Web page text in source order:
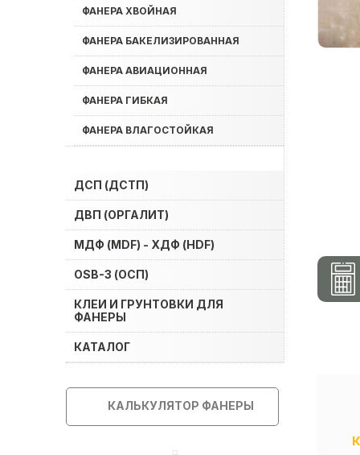
ФАНЕРА ХВОЙНАЯ
ФАНЕРА БАКЕЛИЗИРОВАННАЯ
ФАНЕРА АВИАЦИОННАЯ
ФАНЕРА ГИБКАЯ
ФАНЕРА ВЛАГОСТОЙКАЯ
ДСП (ДСТП)
ДВП (ОРГАЛИТ)
МДФ (MDF) - ХДФ (HDF)
OSB-3 (ОСП)
КЛЕИ И ГРУНТОВКИ ДЛЯ
ФАНЕРЫ
КАТАЛОГ
КАЛЬКУЛЯТОР ФАНЕРЫ